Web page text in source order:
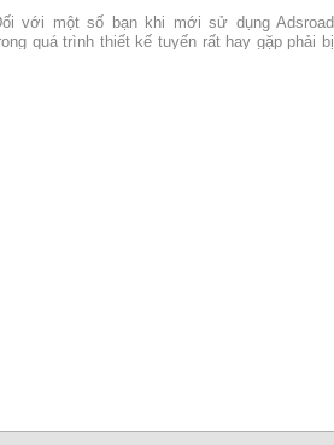
với một số bạn khi mới sử dụng Adsroad
quá trình thiết kế tuyến rất hay gặp phải bị